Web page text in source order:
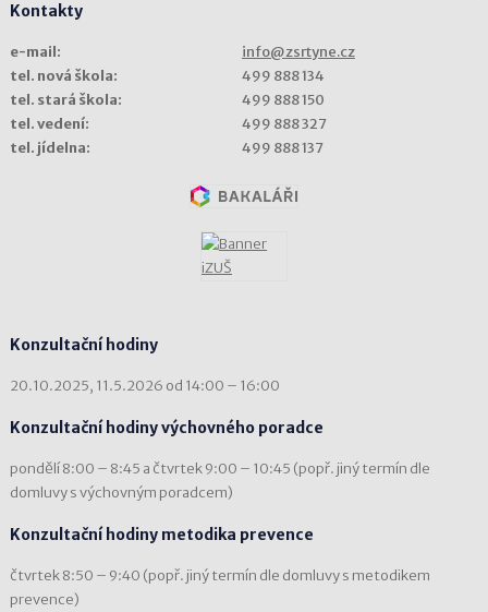
Kontakty
e-mail:
info@zsrtyne.cz
tel. nová škola:
499 888 134
tel. stará škola:
499 888 150
tel. vedení:
499 888 327
tel. jídelna:
499 888 137
Konzultační hodiny
20.10.2025, 11.5.2026 od 14:00 – 16:00
Konzultační hodiny výchovného poradce
pondělí 8:00 – 8:45 a čtvrtek 9:00 – 10:45 (popř. jiný termín dle
domluvy s výchovným poradcem)
Konzultační hodiny metodika prevence
čtvrtek 8:50 – 9:40 (popř. jiný termín dle domluvy s metodikem
prevence)